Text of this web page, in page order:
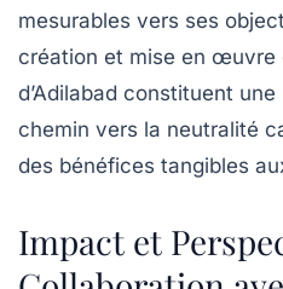
mesurables vers ses
création et mise en œuvre
d’Adilabad constituent
chemin vers la neutralité
des bénéfices tangibles
Impact et